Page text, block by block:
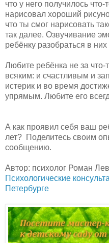
что у него получилось
нарисовал хороший
что ты смог нарисовать
так далее. Озвучивание
ребёнку разобраться в
Любите ребёнка не за что-
всяким: и счастливым и
истерик и во время
упрямым. Любите его
А как проявил себя ваш
лет? Поделитесь своим
сообщению.
Автор: психолог Роман
Психологические
Петербурге